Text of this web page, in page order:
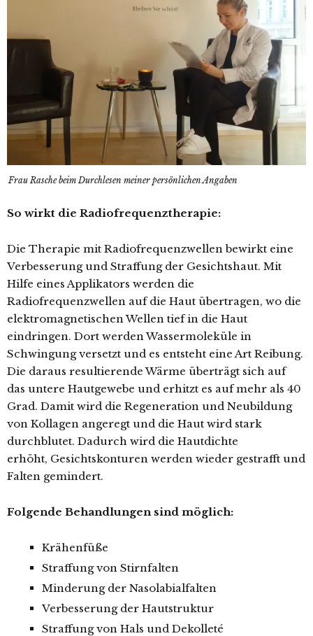
Frau Rasche beim Durchlesen meiner persönlichen Angaben
So wirkt die Radiofrequenztherapie:
Die Therapie mit Radiofrequenzwellen bewirkt eine
Verbesserung und Straffung der Gesichtshaut. Mit
Hilfe eines Applikators werden die
Radiofrequenzwellen auf die Haut übertragen, wo die
elektromagnetischen Wellen tief in die Haut
eindringen. Dort werden Wassermoleküle in
Schwingung versetzt und es entsteht eine Art Reibung.
Die daraus resultierende Wärme überträgt sich auf
das untere Hautgewebe und erhitzt es auf mehr als 40
Grad. Damit wird die Regeneration und Neubildung
von Kollagen angeregt und die Haut wird stark
durchblutet. Dadurch wird die Hautdichte
erhöht, Gesichtskonturen werden wieder gestrafft und
Falten gemindert.
Folgende Behandlungen sind möglich:
Krähenfüße
Straffung von Stirnfalten
Minderung der Nasolabialfalten
Verbesserung der Hautstruktur
Straffung von Hals und Dekolleté